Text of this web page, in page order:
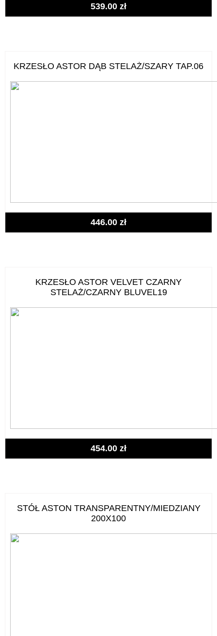
539.00 zł
KRZESŁO ASTOR DĄB STELAŻ/SZARY TAP.06
446.00 zł
KRZESŁO ASTOR VELVET CZARNY
STELAŻ/CZARNY BLUVEL19
454.00 zł
STÓŁ ASTON TRANSPARENTNY/MIEDZIANY
200X100